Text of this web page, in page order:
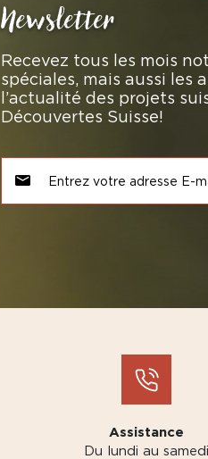
Newsletter
Recevez tous les mois
spéciales, mais aussi les
l’actualité des projets
Découvertes Suisse!
Assistance
Du lundi au samedi